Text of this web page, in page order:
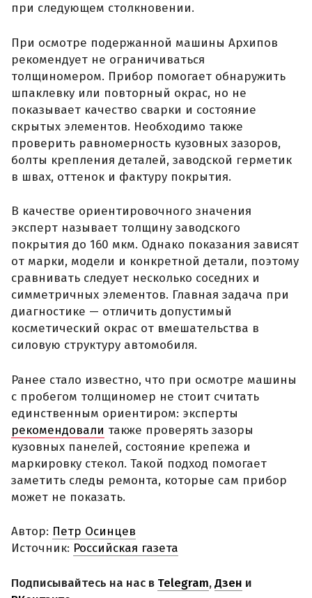
при следующем столкновении.
При осмотре подержанной машины Архипов
рекомендует не ограничиваться
толщиномером. Прибор помогает обнаружить
шпаклевку или повторный окрас, но не
показывает качество сварки и состояние
скрытых элементов. Необходимо также
проверить равномерность кузовных зазоров,
болты крепления деталей, заводской герметик
в швах, оттенок и фактуру покрытия.
В качестве ориентировочного значения
эксперт называет толщину заводского
покрытия до 160 мкм. Однако показания зависят
от марки, модели и конкретной детали, поэтому
сравнивать следует несколько соседних и
симметричных элементов. Главная задача при
диагностике — отличить допустимый
косметический окрас от вмешательства в
силовую структуру автомобиля.
Ранее стало известно, что при осмотре машины
с пробегом толщиномер не стоит считать
единственным ориентиром: эксперты
рекомендовали также проверять зазоры
кузовных панелей, состояние крепежа и
маркировку стекол. Такой подход помогает
заметить следы ремонта, которые сам прибор
может не показать.
Автор: Петр Осинцев
Источник: Российская газета
Подписывайтесь на нас в Telegram,Дзен и